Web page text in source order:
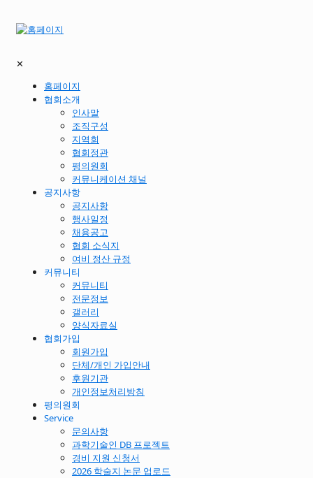
✕
홈페이지
협회소개
인사말
조직구성
지역회
협회정관
평의원회
커뮤니케이션 채널
공지사항
공지사항
행사일정
채용공고
협회 소식지
여비 정산 규정
커뮤니티
커뮤니티
전문정보
갤러리
양식자료실
협회가입
회원가입
단체/개인 가입안내
후원기관
개인정보처리방침
평의원회
Service
문의사항
과학기술인 DB 프로젝트
경비 지원 신청서
2026 학술지 논문 업로드